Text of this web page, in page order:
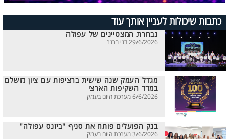
כתבות שיכולות לעניין אותך עוד
נבחרת המצטיינים של עפולה
29/6/2026 דני ברנר
מגדל העמק שנה שישית ברציפות עם ציון מושלם
במדד השקיפות הארצי
6/6/2026 מערכת היום בעמק
בנק הפועלים פותח את סניף "ביזנס עפולה"
3/6/2026 מערכת היום בעמק